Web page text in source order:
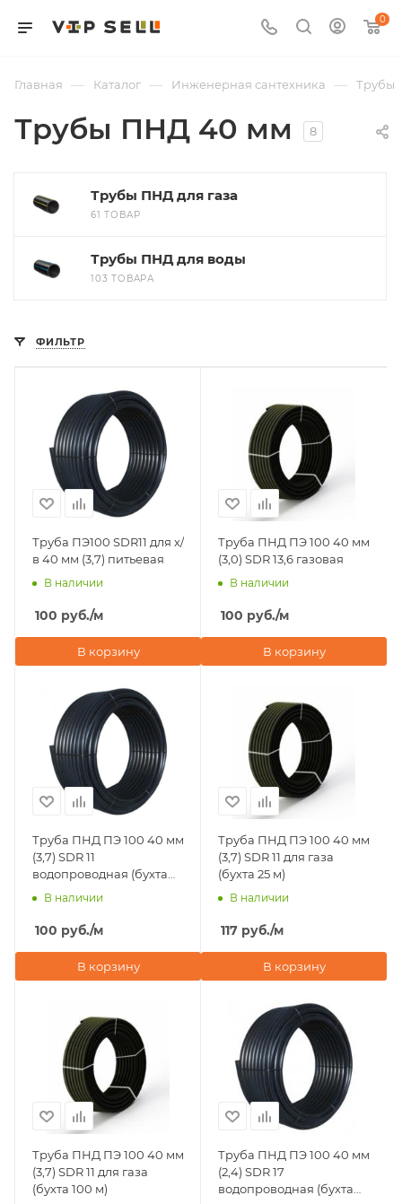
0
Главная — Каталог — Инженерная сантехника — Трубы
Трубы ПНД 40 мм 8
Трубы ПНД для газа
61 ТОВАР
Трубы ПНД для воды
103 ТОВАРА
ФИЛЬТР
Труба ПЭ100 SDR11 для х/
в 40 мм (3,7) питьевая
В наличии
100 руб./м
В корзину
Труба ПНД ПЭ 100 40 мм
(3,0) SDR 13,6 газовая
В наличии
100 руб./м
В корзину
Труба ПНД ПЭ 100 40 мм
(3,7) SDR 11
водопроводная (бухта
100 м)
В наличии
100 руб./м
В корзину
Труба ПНД ПЭ 100 40 мм
(3,7) SDR 11 для газа
(бухта 25 м)
В наличии
117 руб./м
В корзину
Труба ПНД ПЭ 100 40 мм
(3,7) SDR 11 для газа
(бухта 100 м)
Труба ПНД ПЭ 100 40 мм
(2,4) SDR 17
водопроводная (бухта